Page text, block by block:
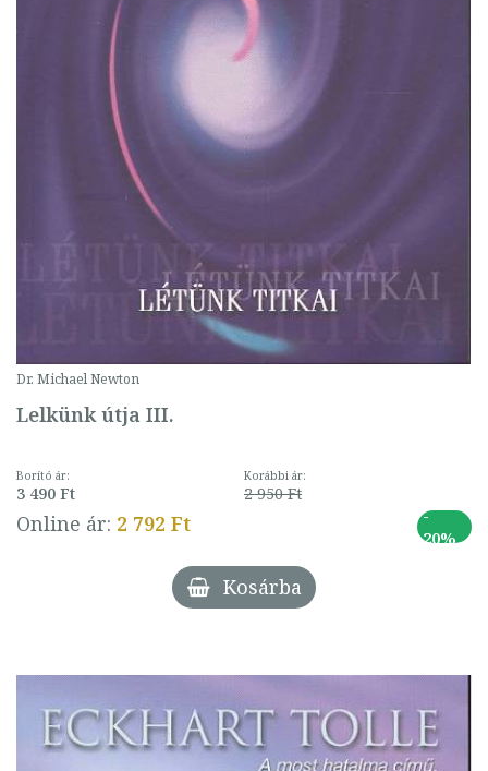
Dr. Michael Newton
Lelkünk útja III.
Borító ár:
3 490 Ft
Korábbi ár:
2 950 Ft
Online ár: 2 792 Ft
-
20%
Kosárba